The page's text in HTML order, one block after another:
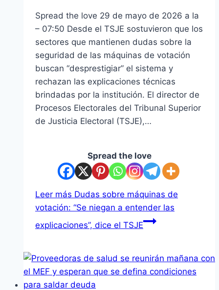
Spread the love 29 de mayo de 2026 a la
– 07:50 Desde el TSJE sostuvieron que los
sectores que mantienen dudas sobre la
seguridad de las máquinas de votación
buscan “desprestigiar” el sistema y
rechazan las explicaciones técnicas
brindadas por la institución. El director de
Procesos Electorales del Tribunal Superior
de Justicia Electoral (TSJE),…
Spread the love
Leer más Dudas sobre máquinas de
votación: “Se niegan a entender las
explicaciones”, dice el TSJE